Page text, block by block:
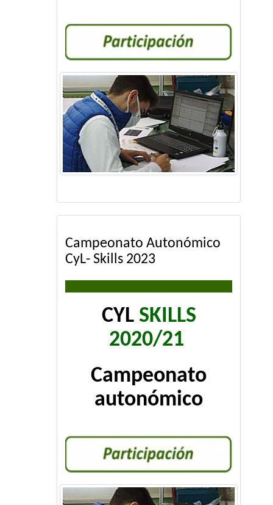
Campeonato Autonómico
CyL- Skills 2023
CYL SKILLS
2020/21
Campeonato
autonómico